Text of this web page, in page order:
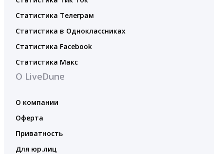
Статистика Телеграм
Статистика в Одноклассниках
Статистика Facebook
Статистика Макс
О LiveDune
О компании
Оферта
Приватность
Для юр.лиц